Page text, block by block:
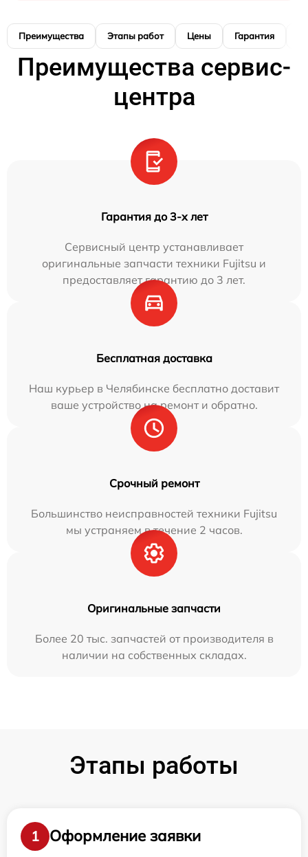
Преимущества Этапы работ Цены Гарантия
Преимущества сервис-
центра
Гарантия до 3-х лет
Сервисный центр устанавливает
оригинальные запчасти техники Fujitsu и
предоставляет гарантию до 3 лет.
Бесплатная доставка
Наш курьер в Челябинске бесплатно доставит
ваше устройство на ремонт и обратно.
Срочный ремонт
Большинство неисправностей техники Fujitsu
мы устраняем в течение 2 часов.
Оригинальные запчасти
Более 20 тыс. запчастей от производителя в
наличии на собственных складах.
Этапы работы
1
Оформление заявки